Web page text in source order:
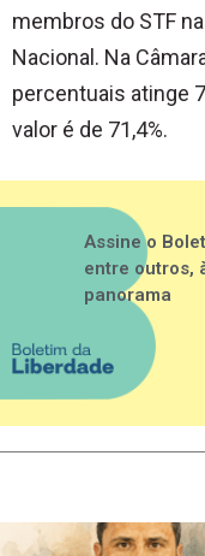
membros do STF
Nacional. Na
percentuais atinge
valor é de 71,4%.
Assine o
entre outros,
panorama